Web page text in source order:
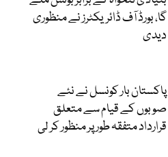
گا، بورڈ آف ڈائریکٹرز نے منظوری
دیدی
پاکستان بار کونسل نے نئے
صوبوں کے قیام سے متعلق
قرارداد متفقہ طور پر منظور کر لی